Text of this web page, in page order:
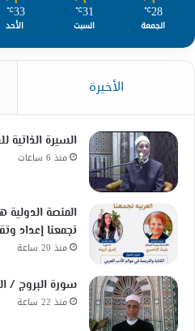
28
℃
الجمعة
31
℃
السبت
33
℃
الأحد
الأخيرة
السيرة
منذ 6 ساعات
المنصة
تجمعنا إعداد
منذ 20 ساعة
سورة البروج /
منذ 22 ساعة